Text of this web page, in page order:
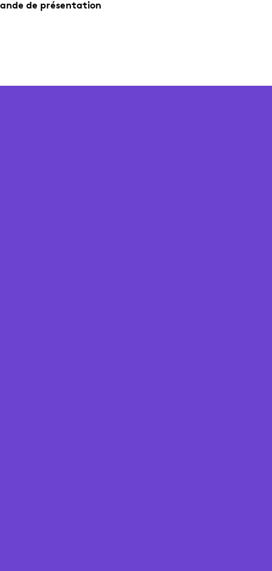
de présentation